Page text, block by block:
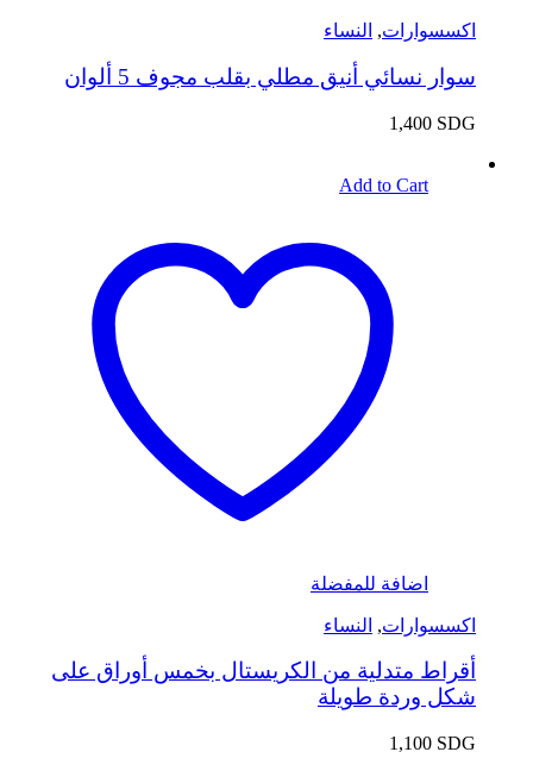
اكسسوارات, النساء
سوار نسائي أنيق مطلي بقلب مجوف 5 ألوان
1,400 SDG
Add to Cart
اضافة للمفضلة
اكسسوارات, النساء
أقراط متدلية من الكريستال بخمس أوراق على
شكل وردة طويلة
1,100 SDG